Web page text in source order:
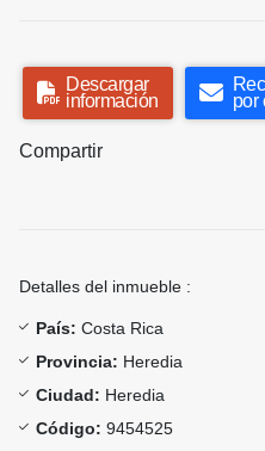
Descargar
información
por
Compartir
Detalles del inmueble :
País: Costa Rica
Provincia: Heredia
Ciudad: Heredia
Código: 9454525